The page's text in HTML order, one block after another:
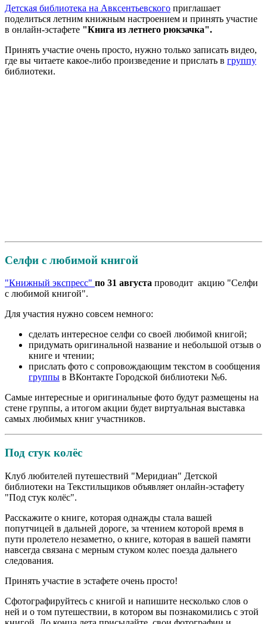
Детская библиотека на Авксентьевского приглашает
поделиться летним книжным настроением и принять участие
в онлайн-эстафете "Книга из летнего рюкзачка".
Принять участие очень просто, нужно только записать видео,
где вы читаете какое-либо произведение и прислать в группу
библиотеки.
Селфи с любимой книгой
"Книжный экспресс" по 31 августа проводит акцию "Селфи
с любимой книгой".
Для участия нужно совсем немного:
сделать интересное селфи со своей любимой книгой;
придумать оригинальной название и небольшой отзыв о
книге и чтении;
прислать фото с сопровождающим текстом в сообщения
группы в ВКонтакте Городской библиотеки №6.
Самые интересные и оригинальные фото будут размещены на
стене группы, а итогом акции будет виртуальная выставка
самых любимых книг участников.
Под стук колёс
Клуб любителей путешествий "Меридиан" Детской
библиотеки на Текстильщиков объявляет онлайн-эстафету
"Под стук колёс".
Расскажите о книге, которая однажды стала вашей
попутчицей в дальней дороге, за чтением которой время в
пути пролетело незаметно, о книге, которая в вашей памяти
навсегда связана с мерным стуком колес поезда дальнего
следования.
Принять участие в эстафете очень просто!
Сфотографируйтесь с книгой и напишите несколько слов о
ней и о том путешествии, в котором вы познакомились с этой